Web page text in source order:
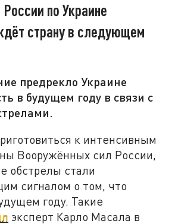
по Украине
страну в следующем
предрекло Украине
в будущем году в связи с
к интенсивным
Вооружённых сил России,
обстрелы стали
сигналом о том, что
году. Такие
эксперт Карло Масала в